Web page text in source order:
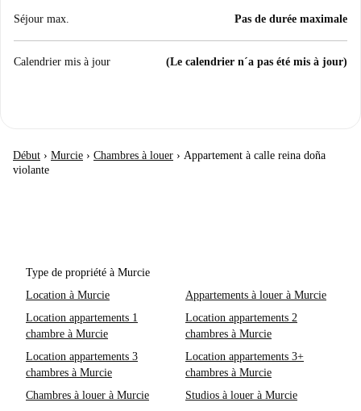
Séjour max. Pas de durée maximale
Calendrier mis à jour (Le calendrier n´a pas été mis à jour)
Début › Murcie › Chambres à louer › Appartement à calle reina doña
violante
Type de propriété à Murcie
Location à Murcie
Appartements à louer à Murcie
Location appartements 1
chambre à Murcie
Location appartements 2
chambres à Murcie
Location appartements 3
chambres à Murcie
Location appartements 3+
chambres à Murcie
Chambres à louer à Murcie
Studios à louer à Murcie